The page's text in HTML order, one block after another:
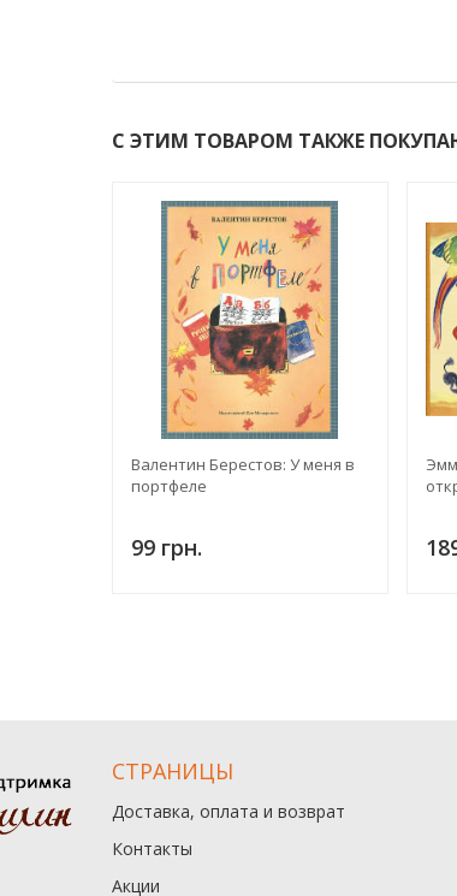
С ЭТИМ ТОВАРОМ ТАКЖЕ
Валентин Берестов: У меня в
портфеле
99 грн.
СТРАНИЦЫ
Доставка, оплата и возврат
Контакты
Акции